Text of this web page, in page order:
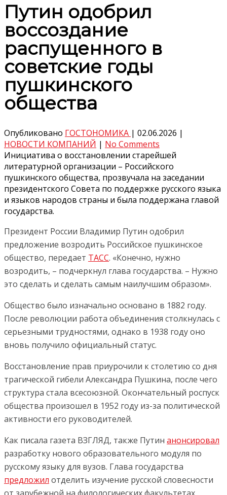
Путин одобрил
воссоздание
распущенного в
советские годы
пушкинского
общества
Опубликовано ГОСТОНОМИКА | 02.06.2026 |
НОВОСТИ КОМПАНИЙ | No Comments
Инициатива о восстановлении старейшей
литературной организации – Российского
пушкинского общества, прозвучала на заседании
президентского Совета по поддержке русского языка
и языков народов страны и была поддержана главой
государства.
Президент России Владимир Путин одобрил
предложение возродить Российское пушкинское
общество, передает ТАСС. «Конечно, нужно
возродить, – подчеркнул глава государства. – Нужно
это сделать и сделать самым наилучшим образом».
Общество было изначально основано в 1882 году.
После революции работа объединения столкнулась с
серьезными трудностями, однако в 1938 году оно
вновь получило официальный статус.
Восстановление прав приурочили к столетию со дня
трагической гибели Александра Пушкина, после чего
структура стала всесоюзной. Окончательный роспуск
общества произошел в 1952 году из-за политической
активности его руководителей.
Как писала газета ВЗГЛЯД, также Путин анонсировал
разработку нового образовательного модуля по
русскому языку для вузов. Глава государства
предложил отделить изучение русской словесности